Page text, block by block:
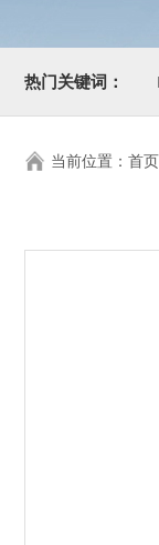
热门关键词：
当前位置： 首页